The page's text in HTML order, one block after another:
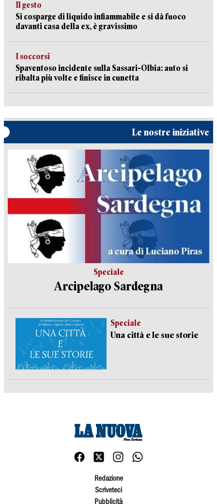
Il gesto
Si cosparge di liquido infiammabile e si dà fuoco
davanti casa della ex, è gravissimo
I soccorsi
Spaventoso incidente sulla Sassari-Olbia: auto si
ribalta più volte e finisce in cunetta
Le nostre iniziative
Speciale
Arcipelago Sardegna
Speciale
Una città e le sue storie
Redazione
Scriveteci
Pubblicità